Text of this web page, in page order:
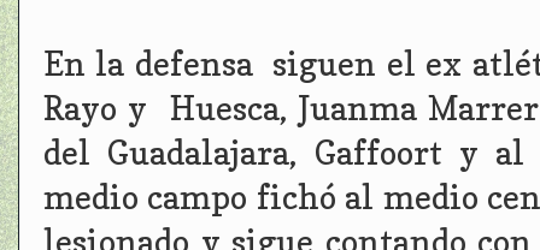
En la defensa siguen el ex
Rayo y Huesca, Juanma
del Guadalajara, Gaffoort y
medio campo fichó al medio
lesionado y sigue contando